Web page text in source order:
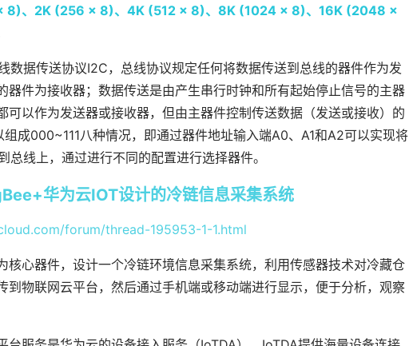
8)、2K (256 x 8)、4K (512 x 8)、8K (1024 x 8)、16K (2048 x
数据传送协议I2C，总线协议规定任何将数据传送到总线的器件作为发
器件为接收器；数据传送是由产生串行时钟和所有起始停止信号的主器
可以作为发送器或接收器，但由主器件控制传送数据（发送或接收）的
成000~111八种情况，即通过器件地址输入端A0、A1和A2可以实现将
线上，通过进行不同的配置进行选择器件。
华为云IOT设计的冷链信息采集系统
forum/thread-195953-1-1.html
心器件，设计一个冷链环境信息采集系统，利用传感器技术对冷藏仓
到物联网云平台，然后通过手机端或移动端进行显示，便于分析，观察